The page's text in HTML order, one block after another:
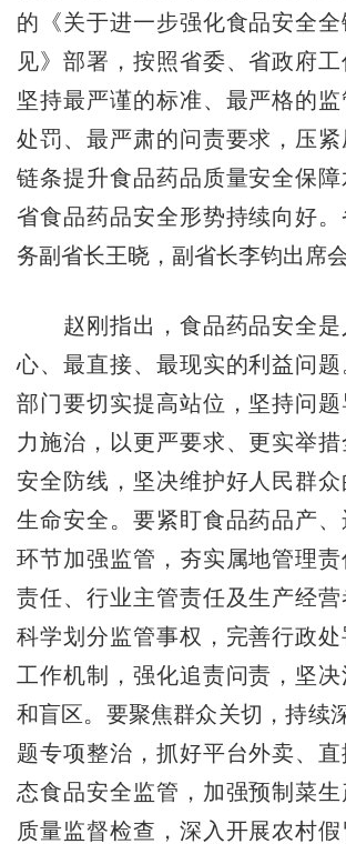
的《关于进一步强化食品安全
见》部署，按照省委、省政府
坚持最严谨的标准、最严格的
处罚、最严肃的问责要求，压
链条提升食品药品质量安全保
省食品药品安全形势持续向好
务副省长王晓，副省长李钧出席会
赵刚指出，食品药品安全是
心、最直接、最现实的利益问
部门要切实提高站位，坚持问
力施治，以更严要求、更实举
安全防线，坚决维护好人民群
生命安全。要紧盯食品药品产
环节加强监管，夯实属地管理
责任、行业主管责任及生产经营
科学划分监管事权，完善行政
工作机制，强化追责问责，坚
和盲区。要聚焦群众关切，持续
题专项整治，抓好平台外卖、
态食品安全监管，加强预制菜
质量监督检查，深入开展农村